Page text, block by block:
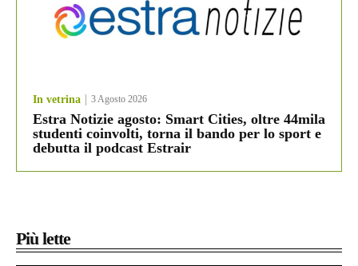
In vetrina 3 Agosto 2026
Estra Notizie agosto: Smart Cities, oltre 44mila
studenti coinvolti, torna il bando per lo sport e
debutta il podcast Estrair
Più lette